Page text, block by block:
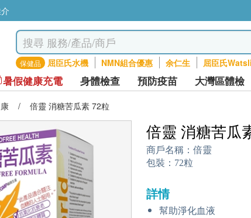
保健品 屈臣氏水機 NMN組合優惠 余仁生 屈臣氏
暑假健康充電 身體檢查 預防疫苗 大灣區體檢
/ 倍靈 消糖苦瓜素 72粒
倍靈 消糖苦瓜
商戶名稱： 倍靈
包裝： 72粒
詳情
幫助淨化血液